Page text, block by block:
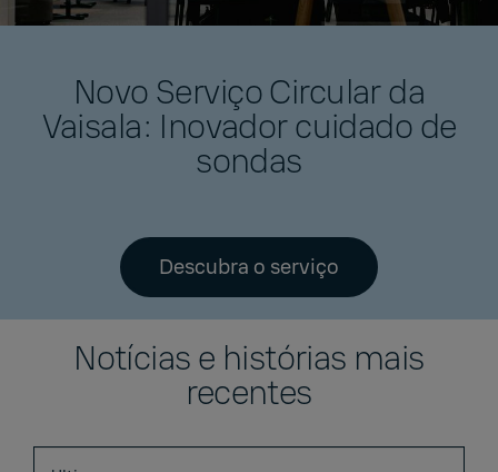
Novo Serviço Circular da
Vaisala: Inovador cuidado de
sondas
Descubra o serviço
Notícias e histórias mais
recentes